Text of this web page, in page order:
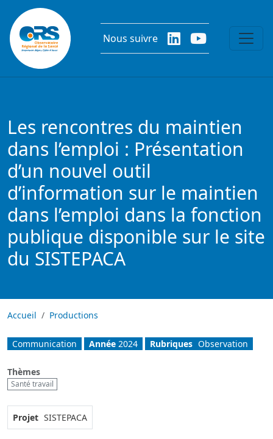
Aller au contenu principal
Nous suivre
Les rencontres du maintien
dans l’emploi : Présentation
d’un nouvel outil
d’information sur le maintien
dans l’emploi dans la fonction
publique disponible sur le site
du SISTEPACA
Accueil Productions
Communication Année 2024 Rubriques Observation
Thèmes
Santé travail
Projet SISTEPACA